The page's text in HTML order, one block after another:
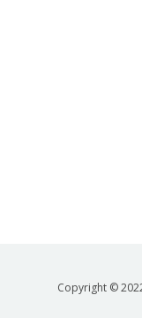
Copyright ©